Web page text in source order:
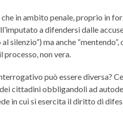
in ambito penale, proprio in
a difendersi dalle
silenzio”) ma anche
processo, non vera.
può essere diversa?
cittadini obbligandoli ad
in cui si esercita il diritto di